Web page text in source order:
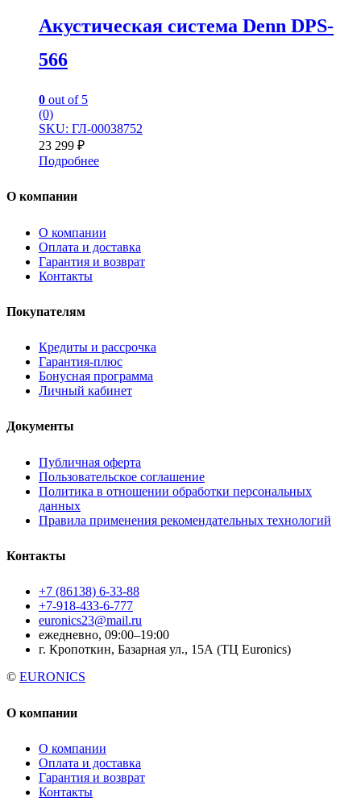
Акустическая система Denn DPS-
566
0 out of 5
(0)
SKU: ГЛ-00038752
23 299 ₽
Подробнее
О компании
О компании
Оплата и доставка
Гарантия и возврат
Контакты
Покупателям
Кредиты и рассрочка
Гарантия-плюс
Бонусная программа
Личный кабинет
Документы
Публичная оферта
Пользовательское соглашение
Политика в отношении обработки персональных
данных
Правила применения рекомендательных технологий
Контакты
+7 (86138) 6-33-88
+7-918-433-6-777
euronics23@mail.ru
ежедневно, 09:00–19:00
г. Кропоткин, Базарная ул., 15А (ТЦ Euronics)
© EURONICS
О компании
О компании
Оплата и доставка
Гарантия и возврат
Контакты